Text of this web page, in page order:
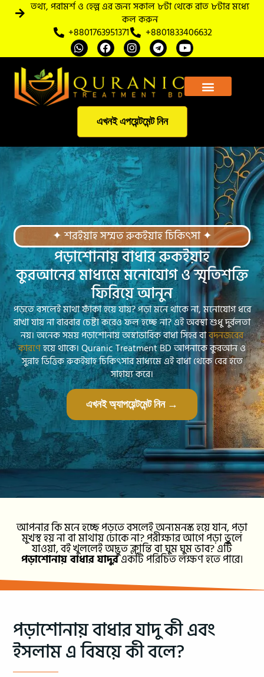
তথ্য, পরামর্শ ও হেল্প এর জন্য সকাল ৮টা থেকে রাত ৮টার মধ্যে
কল করুন
+8801763951371
+8801833406632
এখনই এপয়েন্টমেন্ট নিন
✦ শরইয়াহ সম্মত রুকইয়াহ চিকিৎসা ✦
পড়াশোনায় বাধার রুকইয়াহ
কুরআনের মাধ্যমে মনোযোগ ও স্মৃতিশক্তি
ফিরিয়ে আনুন
পড়তে বসলেই মাথা ফাঁকা হয়ে যায়? পড়া মনে থাকে না, মনোযোগ ধরে
রাখা যায় না বারবার চেষ্টা করেও ফল হচ্ছে না? এই অবস্থা শুধু দুর্বলতা
নয়। অনেক সময় পড়াশোনায় অস্বাভাবিক বাধা সিহর বাবদনজরের
কারণেহয়ে থাকে। Quranic Treatment BD আপনাকে কুরআন ও
সুন্নাহ ভিত্তিক রুকইয়াহ চিকিৎসার মাধ্যমে এই বাধা থেকে বের হতে
সাহায্য করে।
এখনই অ্যাপয়েন্টমেন্ট নিন →
আপনার কি মনে হচ্ছে পড়তে বসলেই অন্যমনস্ক হয়ে যান, পড়া
মুখস্থ হয় না বা মাথায় ঢোকে না? পরীক্ষার আগে পড়া ভুলে
যাওয়া, বই খুললেই অদ্ভুত ক্লান্তি বা ঘুম ঘুম ভাব? এটি
পড়াশোনায় বাধার যাদুরএকটি পরিচিত লক্ষণ হতে পারে।
পড়াশোনায় বাধার যাদু কী এবং
ইসলাম এ বিষয়ে কী বলে?